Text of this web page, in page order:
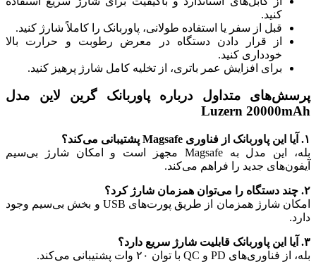
کنید.
قبل از سفر یا استفاده طولانی، پاوربانک را کاملاً شارژ کنید.
از قرار دادن دستگاه در معرض رطوبت و حرارت بالا
خودداری کنید.
برای افزایش عمر باتری، از تخلیه کامل شارژ پرهیز کنید.
پرسش‌های متداول درباره پاوربانک گرین لاین مدل
Luzern 20000mAh
۱. آیا این پاوربانک از فناوری Magsafe پشتیبانی می‌کند؟
بله، این مدل به Magsafe مجهز است و امکان شارژ بی‌سیم
آیفون‌های جدید را فراهم می‌کند.
۲. چند دستگاه را می‌توان همزمان شارژ کرد؟
امکان شارژ همزمان از طریق پورت‌های USB و بخش بی‌سیم وجود
دارد.
۳. آیا این پاوربانک قابلیت شارژ سریع دارد؟
بله، از فناوری‌های PD و QC با توان ۲۰ وات پشتیبانی می‌کند.